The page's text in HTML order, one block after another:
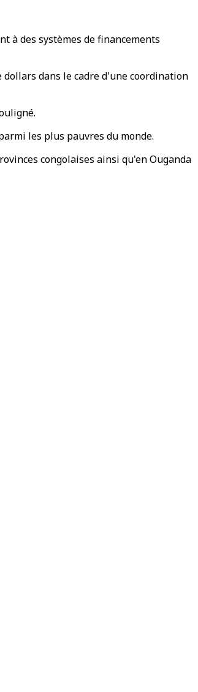
à des systèmes de financements
dans le cadre d'une coordination
les plus pauvres du monde.
congolaises ainsi qu'en Ouganda